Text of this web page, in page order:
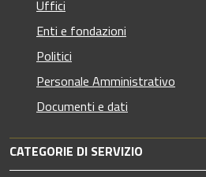
Uffici
Enti e fondazioni
Politici
Personale Amministrativo
Documenti e dati
CATEGORIE DI SERVIZIO